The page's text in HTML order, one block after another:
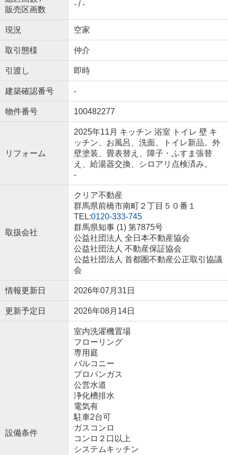
販売区画数
- / -
現況 空家
取引態様 仲介
引渡し 即時
建築確認番号 -
物件番号 100482277
リフォーム
2025年11月 キッチン 浴室 トイレ 壁 キ
ッチン、お風呂、洗面、トイレ新品。外
壁塗装、畳表替え、障子・ふすま張替
え、給湯器交換、シロアリ点検済み。
-
取扱会社
クリア不動産
群馬県前橋市南町２丁目５０番１
TEL:0120-333-745
群馬県知事 (1) 第7875号
公益社団法人 全日本不動産協会
公益社団法人 不動産保証協会
公益社団法人 首都圏不動産公正取引協議
会
情報更新日 2026年07月31日
更新予定日 2026年08月14日
設備条件
室内洗濯機置場
フローリング
専用庭
バルコニー
プロパンガス
公営水道
浄化槽排水
電気有
駐車2台可
ガスコンロ
コンロ２口以上
システムキッチン